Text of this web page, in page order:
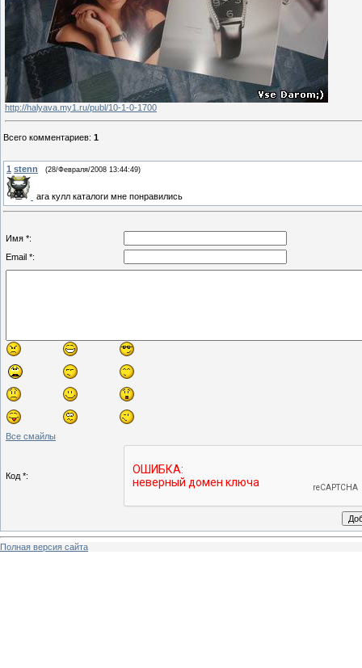
http://halyava.my1.ru/publ/10-1-0-1700
Всего комментариев: 1
1 stenn (28/Февраля/2008 13:44:49)
ага кулл каталоги мне понравились
Имя *:
Email *:
Все смайлы
Код *:
Полная версия сайта